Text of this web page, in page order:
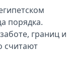
порядка.
границ и
считают